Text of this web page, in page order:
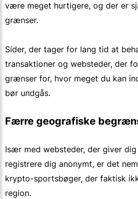
være meget hurtigere, og der er
grænser.
Sider, der tager for lang tid at
transaktioner og websteder, der
grænser for, hvor meget du kan
bør undgås.
Færre geografiske
Især med websteder, der giver
registrere dig anonymt, er det
krypto-sportsbøger, der faktisk
region.